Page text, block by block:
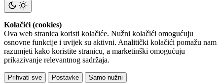
Kolačići (cookies)
Ova web stranica koristi kolačiće. Nužni kolačići omogućuju
osnovne funkcije i uvijek su aktivni. Analitički kolačići pomažu nam
razumjeti kako koristite stranicu, a marketinški omogućuju
prikazivanje relevantnog sadržaja.
Prihvati sve Postavke Samo nužni